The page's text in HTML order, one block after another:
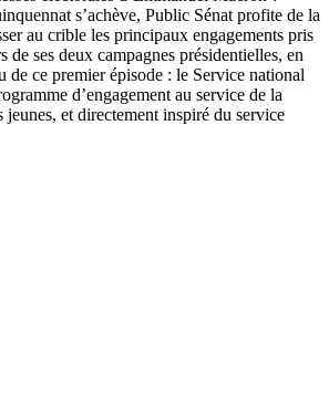
s’achève, Public Sénat profite de la
au crible les principaux engagements pris
de ses deux campagnes présidentielles, en
de ce premier épisode : le Service national
d’engagement au service de la
jeunes, et directement inspiré du service